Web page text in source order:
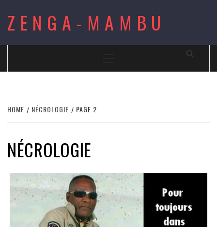
content
ZENGA-MAMBU
HOME NÉCROLOGIE PAGE 2
NÉCROLOGIE